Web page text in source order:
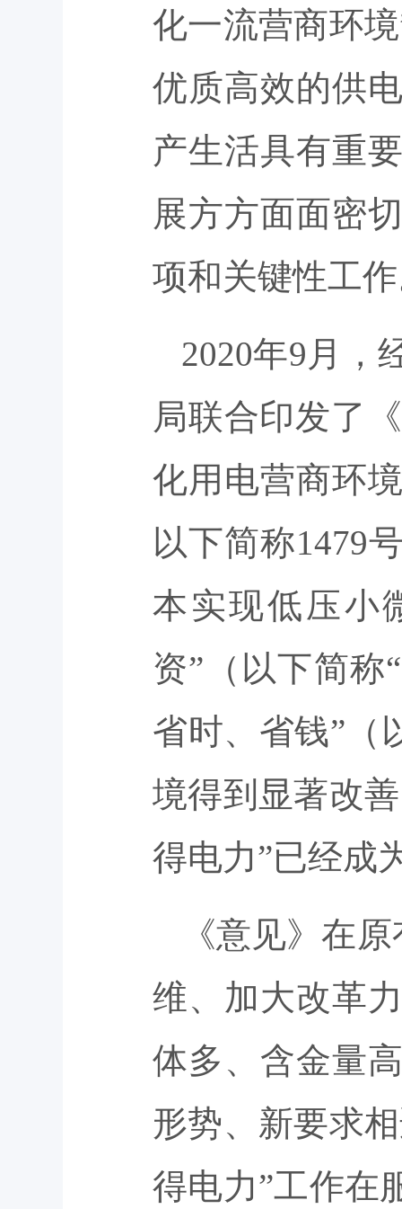
化一流营商环
优质高效的供
产生活具有重
展方方面面密
项和关键性工
2020年9月，
局联合印发了
化用电营商环
以下简称1479
本实现低压小
资”（以下简称
省时、省钱”（
境得到显著改
得电力”已经成
《意见》在
维、加大改革
体多、含金量
形势、新要求
得电力”工作在